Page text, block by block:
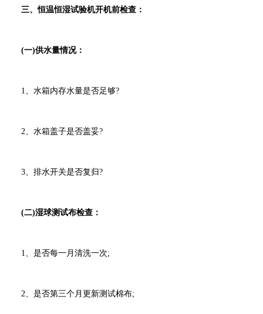
三、恒温恒湿试验机开机前检查：
(一)供水量情况：
1、水箱内存水量是否足够?
2、水箱盖子是否盖妥?
3、排水开关是否复归?
(二)湿球测试布检查：
1、是否每一月清洗一次;
2、是否第三个月更新测试棉布;